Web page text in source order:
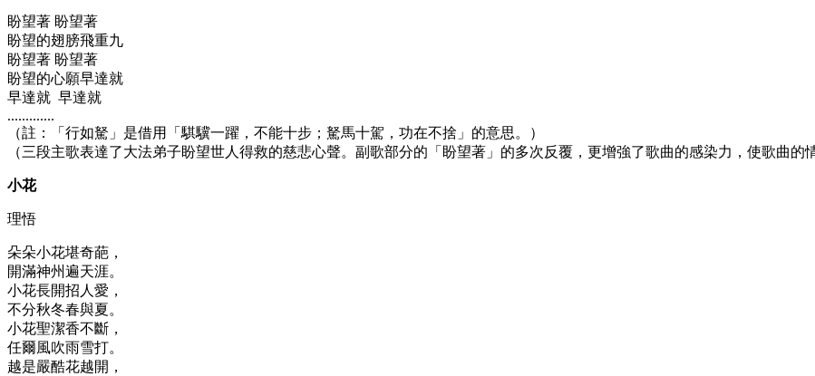
盼望著 盼望著
盼望的翅膀飛重九
盼望著 盼望著
盼望的心願早達就
早達就 早達就
.............
（註：「行如駑」是借用「騏驥一躍，不能十步；駑馬十駕，功在不捨」的意思。）
（三段主歌表達了大法弟子盼望世人得救的慈悲心聲。副歌部分的「盼望著」的多次反覆，更增強了歌曲的感染力，使歌曲的
小花
理悟
朵朵小花堪奇葩，
開滿神州遍天涯。
小花長開招人愛，
不分秋冬春與夏。
小花聖潔香不斷，
任爾風吹雨雪打。
越是嚴酷花越開，